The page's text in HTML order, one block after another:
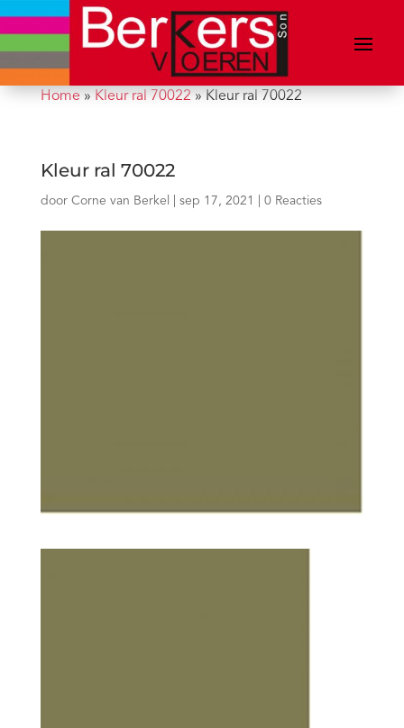
Home» Kleur ral 70022 » Kleur ral 70022
Kleur ral 70022
door Corne van Berkel sep 17, 2021 0 Reacties